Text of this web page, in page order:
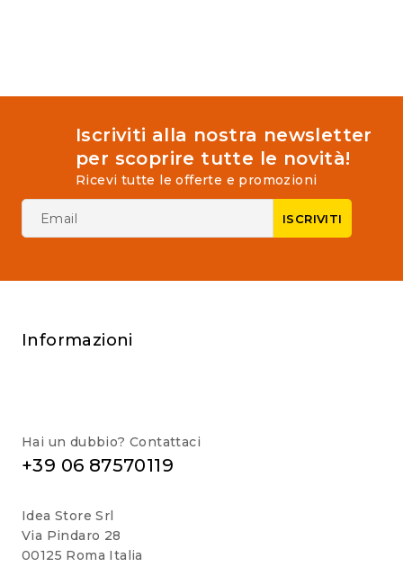
Iscriviti alla nostra newsletter
per scoprire tutte le novità!
Ricevi tutte le offerte e promozioni
Informazioni
Hai un dubbio? Contattaci
+39 06 87570119
Idea Store Srl
Via Pindaro 28
00125 Roma Italia